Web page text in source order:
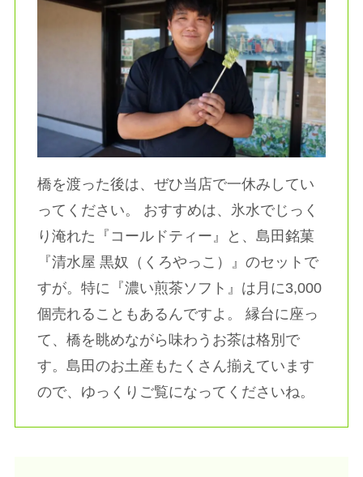
橋を渡った後は、ぜひ当店で一休みしてい
ってください。 おすすめは、氷水でじっく
り淹れた『コールドティー』と、島田銘菓
『清水屋 黒奴（くろやっこ）』のセットで
すが。特に『濃い煎茶ソフト』は月に3,000
個売れることもあるんですよ。 縁台に座っ
て、橋を眺めながら味わうお茶は格別で
す。島田のお土産もたくさん揃えています
ので、ゆっくりご覧になってくださいね。